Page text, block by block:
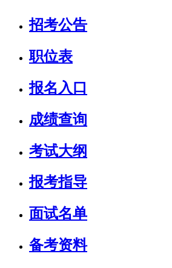
招考公告
职位表
报名入口
成绩查询
考试大纲
报考指导
面试名单
备考资料